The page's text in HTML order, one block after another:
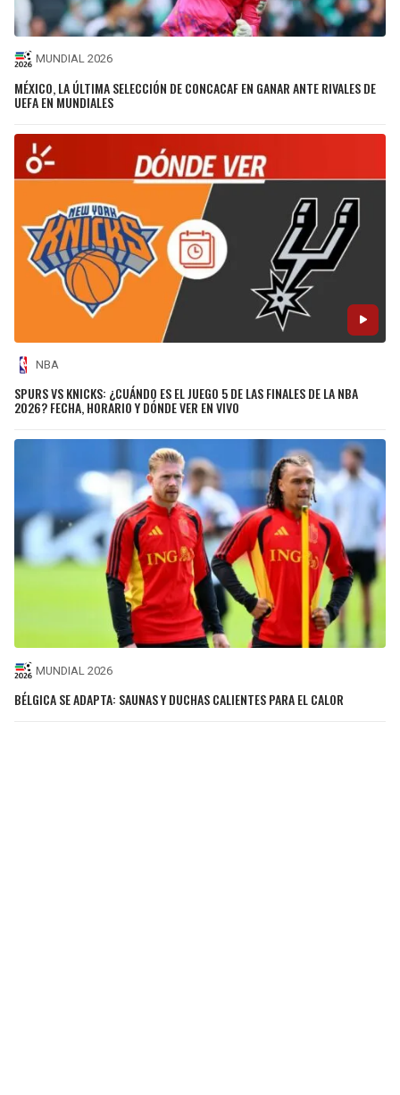
MUNDIAL 2026
MÉXICO, LA ÚLTIMA SELECCIÓN DE CONCACAF EN GANAR ANTE RIVALES DE
UEFA EN MUNDIALES
NBA
SPURS VS KNICKS: ¿CUÁNDO ES EL JUEGO 5 DE LAS FINALES DE LA NBA
2026? FECHA, HORARIO Y DÓNDE VER EN VIVO
MUNDIAL 2026
BÉLGICA SE ADAPTA: SAUNAS Y DUCHAS CALIENTES PARA EL CALOR